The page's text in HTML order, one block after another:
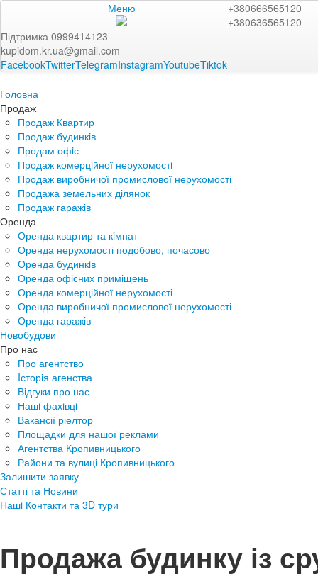
Меню
+380666565120
+380636565120
Підтримка 0999414123
kupidom.kr.ua@gmail.com
FacebookTwitterTelegramInstagramYoutubeTiktok
Головна
Продаж
Продаж Квартир
Продаж будинкiв
Продам офiс
Продаж комерцiйної нерухомостi
Продаж виробничої промислової нерухомості
Продажа земельних ділянок
Продаж гаражів
Оренда
Оренда квартир та кiмнат
Оренда нерухомості подобово, почасово
Оренда будинкiв
Оренда офісних приміщень
Оренда комерційної нерухомості
Оренда виробничої промислової нерухомості
Оренда гаражів
Новобудови
Про нас
Про агентство
Iсторiя агенства
Вiдгуки про нас
Нашi фахiвцi
Вакансії ріелтор
Площадки для нашої реклами
Агентства Кропивницького
Райони та вулицi Кропивницького
Залишити заявку
Статті та Новини
Нашi Контакти та 3D тури
Продажа будинку із